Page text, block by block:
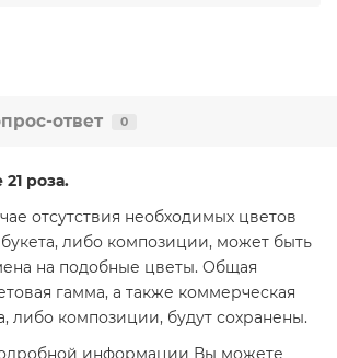
ответ 0
роза.
отсутствия необходимых цветов
либо композиции, может быть
на подобные цветы. Общая
гамма, а также коммерческая
либо композиции, будут сохранены.